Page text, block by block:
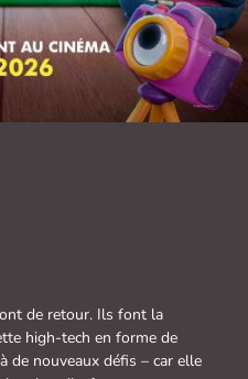
de retour. Ils font la
high-tech en forme de
de nouveaux défis – car elle